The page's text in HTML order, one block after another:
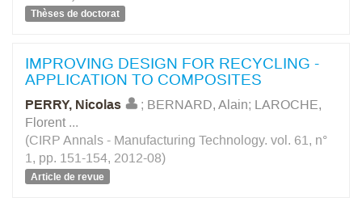
Thèses de doctorat
IMPROVING DESIGN FOR RECYCLING -
APPLICATION TO COMPOSITES
PERRY, Nicolas ; BERNARD, Alain; LAROCHE,
Florent ...
(CIRP Annals - Manufacturing Technology. vol. 61, n°
1, pp. 151-154, 2012-08)
Article de revue